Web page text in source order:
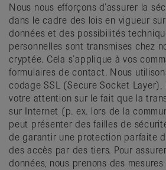
Nous nous efforçons d’assurer la
dans le cadre des lois en vigueur
données et des possibilités
personnelles sont transmises chez
cryptée. Cela s’applique à vos
formulaires de contact. Nous
codage SSL (Secure Socket Layer),
votre attention sur le fait que la
sur Internet (p. ex. lors de la
peut présenter des failles de
de garantir une protection parfaite
des accès par des tiers. Pour
données, nous prenons des